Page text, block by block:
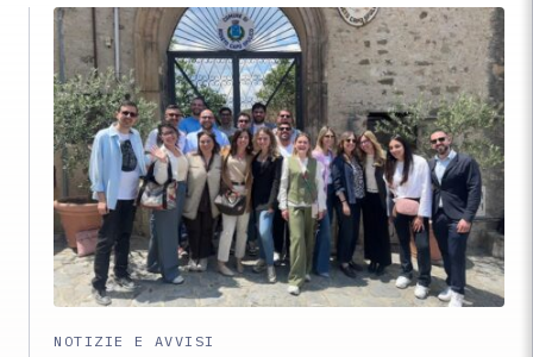
PER
IL
PROGETTO
DI
SELEZIONE
DI
BCC
CAMPANIA
CENTRO"
NOTIZIE E AVVISI